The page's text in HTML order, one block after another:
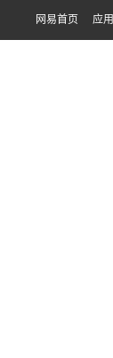
网易首页 应用